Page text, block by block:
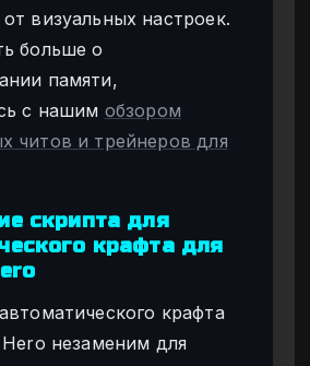
визуальных настроек.
больше о
памяти,
с нашим обзором
читов и трейнеров для
скрипта для
крафта для
крафта
незаменим для